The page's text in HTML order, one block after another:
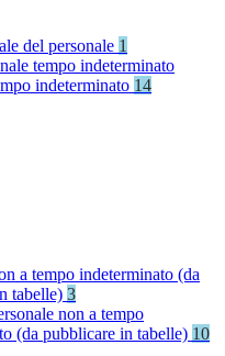
del personale 1
tempo indeterminato
indeterminato 14
a tempo indeterminato (da
tabelle) 3
non a tempo
(da pubblicare in tabelle) 10